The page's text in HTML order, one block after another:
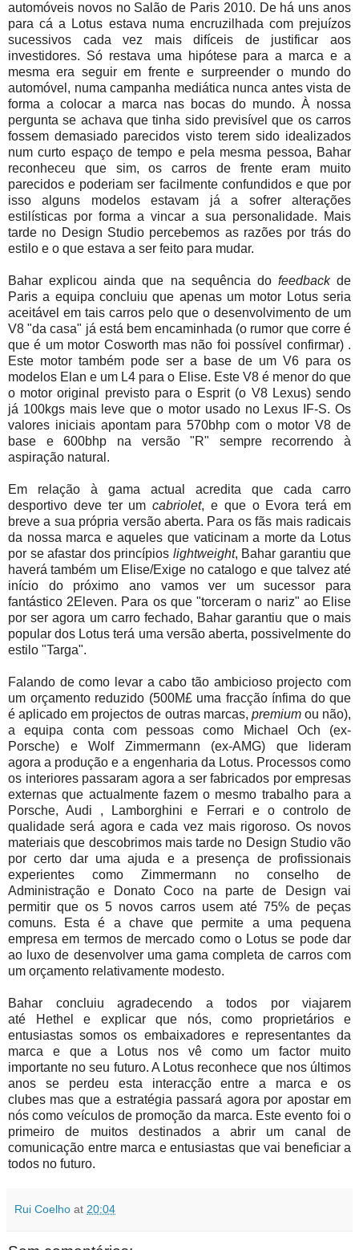
automóveis novos no Salão de Paris 2010. De há uns anos
para cá a Lotus estava numa encruzilhada com prejuízos
sucessivos cada vez mais difíceis de justificar aos
investidores. Só restava uma hipótese para a marca e a
mesma era seguir em frente e surpreender o mundo do
automóvel, numa campanha mediática nunca antes vista de
forma a colocar a marca nas bocas do mundo. À nossa
pergunta se achava que tinha sido previsível que os carros
fossem demasiado parecidos visto terem sido idealizados
num curto espaço de tempo e pela mesma pessoa, Bahar
reconheceu que sim, os carros de frente eram muito
parecidos e poderiam ser facilmente confundidos e que por
isso alguns modelos estavam já a sofrer alterações
estilísticas por forma a vincar a sua personalidade. Mais
tarde no Design Studio percebemos as razões por trás do
estilo e o que estava a ser feito para mudar.
Bahar explicou ainda que na sequência do feedbackde
Paris a equipa concluiu que apenas um motor Lotus seria
aceitável em tais carros pelo que o desenvolvimento de um
V8 "da casa" já está bem encaminhada (o rumor que corre é
que é um motor Cosworth mas não foi possível confirmar) .
Este motor também pode ser a base de um V6 para os
modelos Elan e um L4 para o Elise. Este V8 é menor do que
o motor original previsto para o Esprit (o V8 Lexus) sendo
já 100kgs mais leve que o motor usado no Lexus IF-S. Os
valores iniciais apontam para 570bhp com o motor V8 de
base e 600bhp na versão "R" sempre recorrendo à
aspiração natural.
Em relação à gama actual acredita que cada carro
desportivo deve ter umcabriolet, e que o Evora terá em
breve a sua própria versão aberta. Para os fãs mais radicais
da nossa marca e aqueles que vaticinam a morte da Lotus
por se afastar dos princípios lightweight, Bahar garantiu que
haverá também um Elise/Exige no catalogo e que talvez até
início do próximo ano vamos ver um sucessor para
fantástico 2Eleven. Para os que "torceram o nariz" ao Elise
por ser agora um carro fechado, Bahar garantiu que o mais
popular dos Lotus terá uma versão aberta, possivelmente do
estilo "Targa".
Falando de como levar a cabo tão ambicioso projecto com
um orçamento reduzido (500M£ uma fracção ínfima do que
é aplicado em projectos de outras marcas, premiumou não),
a equipa conta com pessoas como Michael Och (ex-
Porsche) e Wolf Zimmermann (ex-AMG) que lideram
agora a produção e a engenharia da Lotus. Processos como
os interiores passaram agora a ser fabricados por empresas
externas que actualmente fazem o mesmo trabalho para a
Porsche, Audi , Lamborghini e Ferrari e o controlo de
qualidade será agora e cada vez mais rigoroso. Os novos
materiais que descobrimos mais tarde no Design Studio vão
por certo dar uma ajuda e a presença de profissionais
experientes como Zimmermann no conselho de
Administração e Donato Coco na parte de Design vai
permitir que os 5 novos carros usem até 75% de peças
comuns. Esta é a chave que permite a uma pequena
empresa em termos de mercado como o Lotus se pode dar
ao luxo de desenvolver uma gama completa de carros com
um orçamento relativamente modesto.
Bahar concluiu agradecendo a todos por viajarem
até Hethel e explicar que nós, como proprietários e
entusiastas somos os embaixadores e representantes da
marca e que a Lotus nos vê como um factor muito
importante no seu futuro. A Lotus reconhece que nos últimos
anos se perdeu esta interacção entre a marca e os
clubes mas que a estratégia passará agora por apostar em
nós como veículos de promoção da marca. Este evento foi o
primeiro de muitos destinados a abrir um canal de
comunicação entre marca e entusiastas que vai beneficiar a
todos no futuro.
Rui Coelho at 20:04